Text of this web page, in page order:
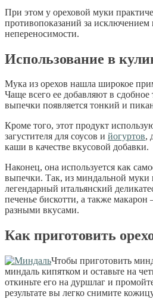
При этом у ореховой муки
противопоказаний за
непереносимости.
Использование в
Мука из орехов нашла широкое
Чаще всего ее добавляют в сдобное
выпечки появляется тонкий и
Кроме того, этот продукт
загустителя для соусов и йогуртов,
каши в качестве вкусовой добавки.
Наконец, она используется как
выпечки. Так, из миндальной муки
легендарный итальянский
печенье бискотти, а также
разными вкусами.
Как приготовить
Чтобы приготовить
миндаль кипятком и оставьте на
откиньте его на дуршлаг и
результате вы легко снимите